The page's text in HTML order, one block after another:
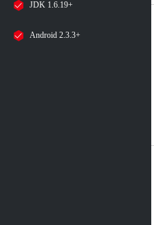
JDK 1.6.19+
Android 2.3.3+